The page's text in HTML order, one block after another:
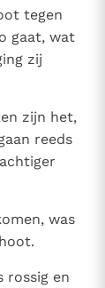
tegen
gaat, wat
zij
zijn het,
reeds
was
rossig en